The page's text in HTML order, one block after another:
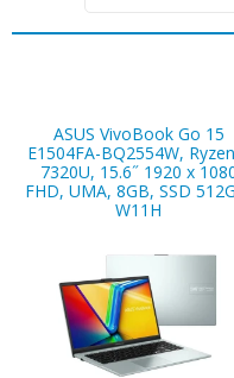
ASUS VivoBook Go 15
E1504FA-BQ2554W,
7320U, 15.6˝ 1920 x
FHD, UMA, 8GB, SSD
W11H